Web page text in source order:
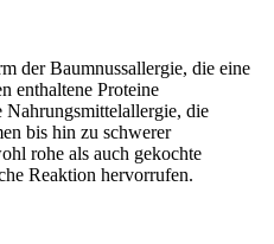
der Baumnussallergie, die eine
enthaltene Proteine
Nahrungsmittelallergie, die
bis hin zu schwerer
rohe als auch gekochte
Reaktion hervorrufen.